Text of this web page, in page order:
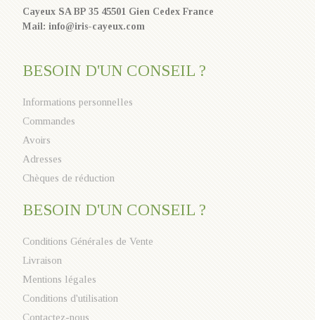
Cayeux SA BP 35 45501 Gien Cedex France
Mail: info@iris-cayeux.com
BESOIN D'UN CONSEIL ?
Informations personnelles
Commandes
Avoirs
Adresses
Chèques de réduction
BESOIN D'UN CONSEIL ?
Conditions Générales de Vente
Livraison
Mentions légales
Conditions d'utilisation
Contactez-nous